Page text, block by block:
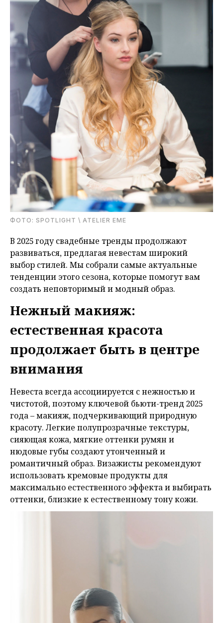
ФОТО: SPOTLIGHT \ ATELIER EME
В 2025 году свадебные тренды продолжают
развиваться, предлагая невестам широкий
выбор стилей. Мы собрали самые актуальные
тенденции этого сезона, которые помогут вам
создать неповторимый и модный образ.
Нежный макияж:
естественная красота
продолжает быть в центре
внимания
Невеста всегда ассоциируется с нежностью и
чистотой, поэтому ключевой бьюти-тренд 2025
года – макияж, подчеркивающий природную
красоту. Легкие полупрозрачные текстуры,
сияющая кожа, мягкие оттенки румян и
нюдовые губы создают утонченный и
романтичный образ. Визажисты рекомендуют
использовать кремовые продукты для
максимально естественного эффекта и выбирать
оттенки, близкие к естественному тону кожи.